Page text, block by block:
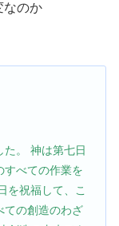
なのか
た。 神は第七日
すべての作業を
を祝福して、こ
ての創造のわざ